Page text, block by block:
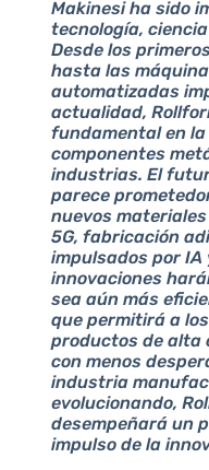
Makinesi ha sido
tecnología,
Desde los
hasta las
automatizadas
actualidad,
fundamental en
componentes
industrias. El
parece
nuevos
5G, fabricación
impulsados por IA
innovaciones
sea aún más
que permitirá a
productos de alta
con menos
industria
evolucionando,
desempeñará un
impulso de la